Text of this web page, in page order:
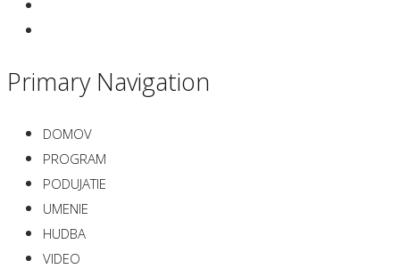
Primary Navigation
DOMOV
PROGRAM
PODUJATIE
UMENIE
HUDBA
VIDEO